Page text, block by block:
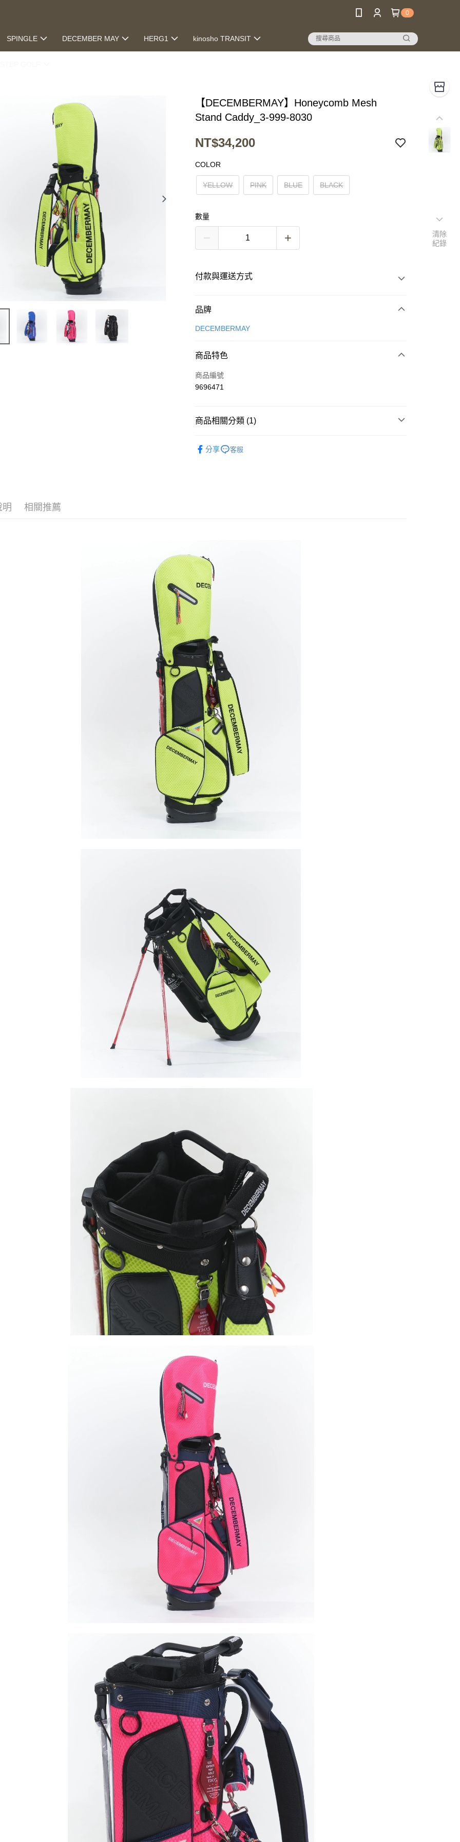
0
SPINGLE DECEMBER MAY HERG1 kinosho TRANSIT
【DECEMBERMAY】Honeycomb Mesh
Stand Caddy_3-999-8030
NT$34,200
COLOR
YELLOW PINK BLUE BLACK
數量
付款與運送方式
付款方式
信用卡一次付款
Apple Pay
全盈+PAY
7-11取貨付款
每筆NT$60
付款後7-11取貨
每筆NT$60
宅配
每筆NT$60
品牌
DECEMBERMAY
商品特色
商品編號
9696471
商品相關分類 (1)
分享
客服
明 相關推薦
清除
紀錄